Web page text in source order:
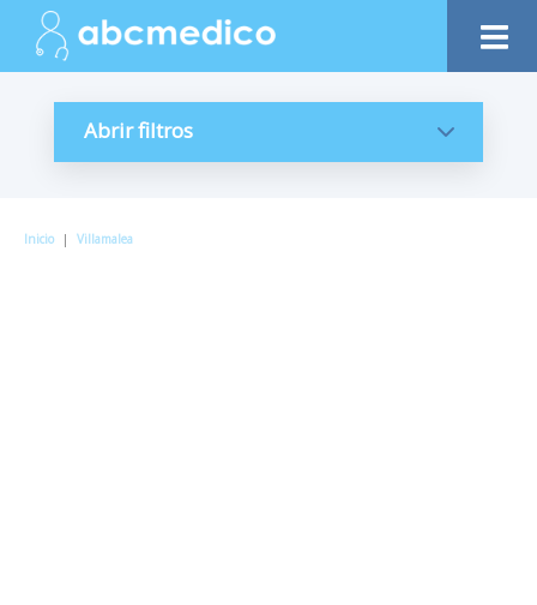
Abrir filtros
Inicio | Villamalea